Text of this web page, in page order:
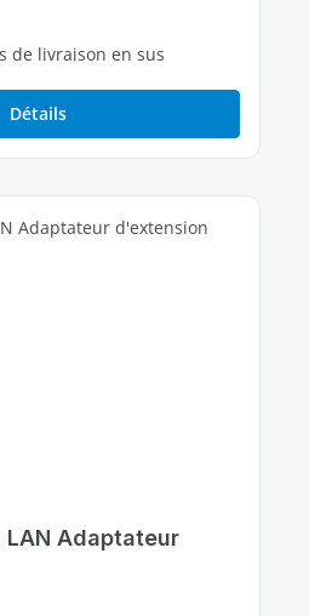
libres
de livraison en sus
Détails
Adaptateur